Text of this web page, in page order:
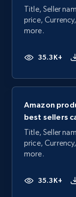
Title, Seller
price,
more.
35.3K+
Amazon
best sellers
Title, Seller
price,
more.
35.3K+